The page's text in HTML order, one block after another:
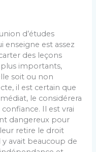
d’études
enseigne est assez
des leçons
plus importants,
soit ou non
il est certain que
le considérera
Il est vrai
dangereux pour
retire le droit
y avait beaucoup de